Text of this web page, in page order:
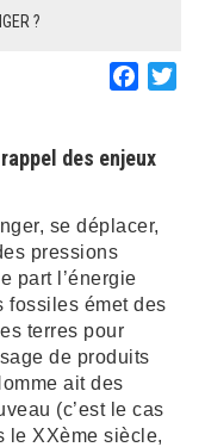
?
des enjeux
se déplacer,
pressions
part l’énergie
fossiles émet des
terres pour
de produits
ait des
(c’est le cas
le XXème siècle,